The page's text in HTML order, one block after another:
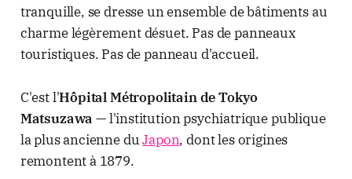
tranquille, se dresse un ensemble de bâtiments au
charme légèrement désuet. Pas de panneaux
touristiques. Pas de panneau d'accueil.
C'est l'Hôpital Métropolitain de Tokyo
Matsuzawa — l'institution psychiatrique publique
la plus ancienne duJapon, dont les origines
remontent à 1879.